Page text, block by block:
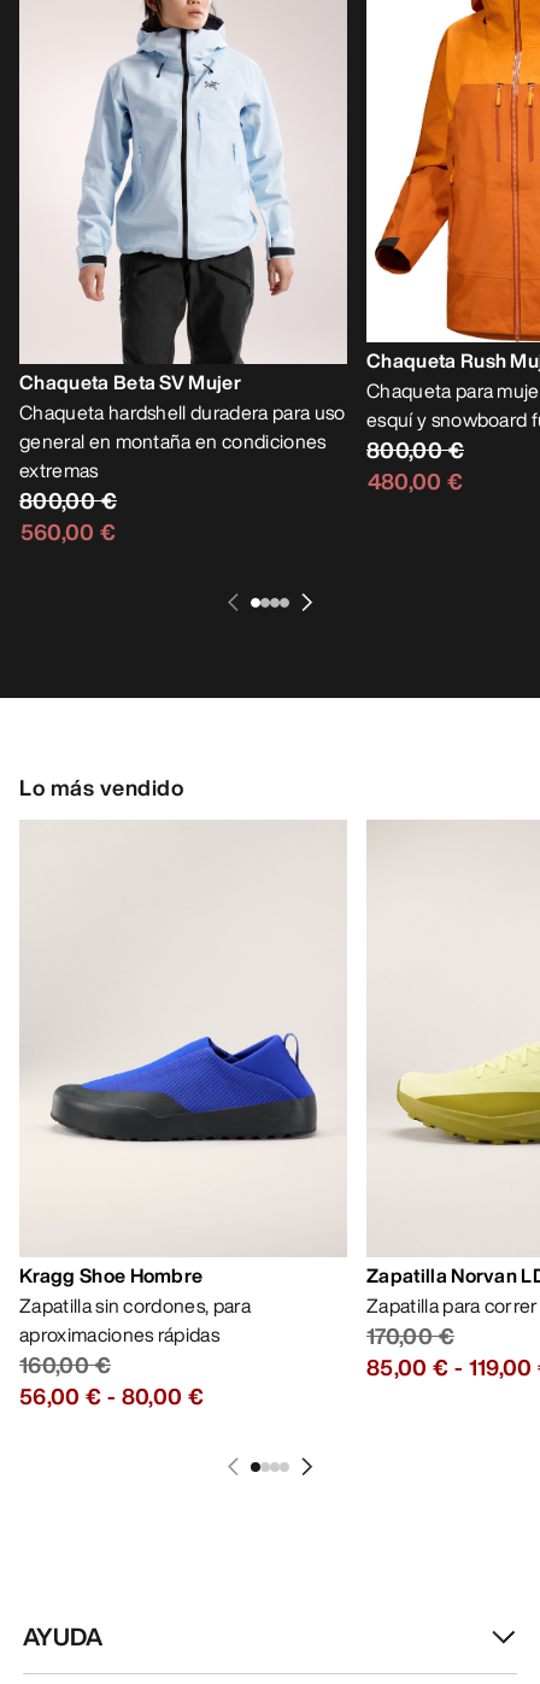
Chaqueta Beta SV Mujer
Chaqueta hardshell duradera para uso
general en montaña en condiciones
extremas
800,00 €
560,00 €
Chaqueta Rush
Chaqueta para
esquí y snowboard
800,00 €
480,00 €
Lo más vendido
Kragg Shoe Hombre
Zapatilla sin cordones, para
aproximaciones rápidas
160,00 €
56,00 €- 80,00 €
Zapatilla Norvan
Zapatilla para
170,00 €
85,00 €-
AYUDA